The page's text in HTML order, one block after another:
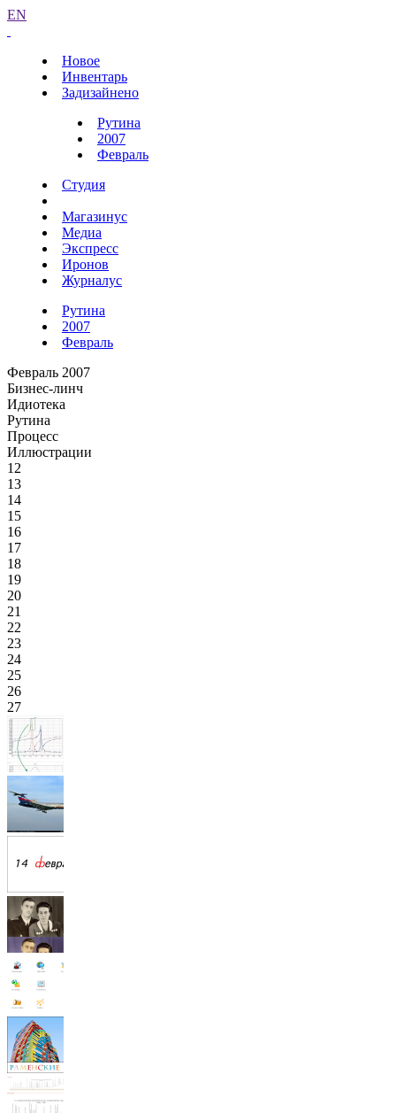
EN
Новое
Инвентарь
Задизайнено
Рутина
2007
Февраль
Студия
Магазинус
Медиа
Экспресс
Иронов
Журналус
Рутина
2007
Февраль
Февраль 2007
Бизнес-линч
Идиотека
Рутина
Процесс
Иллюстрации
12
13
14
15
16
17
18
19
20
21
22
23
24
25
26
27